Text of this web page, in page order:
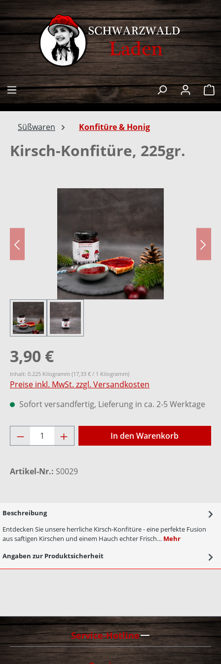
springen
Süßwaren Konfitüre & Honig
Kirsch-Konfitüre, 225gr.
Bildergalerie überspringen
3,90 €
Inhalt: 0.225 Kilogramm (17,33 € / 1 Kilogramm)
Preise inkl. MwSt. zzgl. Versandkosten
Sofort versandfertig, Lieferung in ca. 2-5 Werktage
Produkt Anzahl: Gib den gewünschten
In den Warenkorb
Artikel-Nr.: S0029
Beschreibung
Entdecken Sie unsere herrliche Kirsch-Konfitüre - eine perfekte Fusion
aus saftigen Kirschen und einem Hauch echter Frisch… Mehr
Angaben zur Produktsicherheit
Service-Hotline